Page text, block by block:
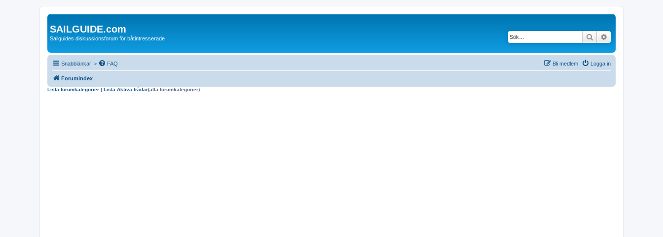
SAILGUIDE.com
Sailguides diskussionsforum för båtintresserade Sök
Snabblänkar > FAQ Logga in
Bli medlem
Forumindex
Lista forumkategorier | Lista Aktiva trådar(alla forumkategorier)